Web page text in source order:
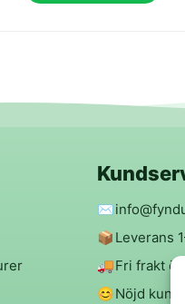
✉️
📦 Leverans
🚚Fri frakt
😊Nöjd